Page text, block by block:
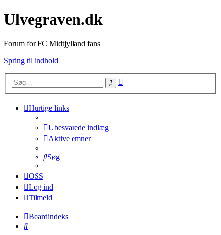
Ulvegraven.dk
Forum for FC Midtjylland fans
Spring til indhold
Søg
Hurtige links
Ubesvarede indlæg
Aktive emner
Søg
OSS
Log ind
Tilmeld
Boardindeks
Søg